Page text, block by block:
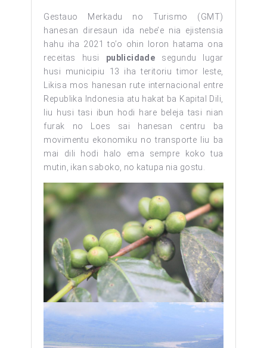
Gestauo Merkadu no Turismo (GMT)
hanesan diresaun ida nebe’e nia ejistensia
hahu iha 2021 to’o ohin loron hatama ona
receitas husi publicidade segundu lugar
husi municipiu 13 iha teritoriu timor leste,
Likisa mos hanesan rute internacional entre
Republika Indonesia atu hakat ba Kapital Dili,
liu husi tasi ibun hodi hare beleja tasi nian
furak no Loes sai hanesan centru ba
movimentu ekonomiku no transporte liu ba
mai dili hodi halo ema sempre koko tua
mutin, ikan saboko, no katupa nia gostu.